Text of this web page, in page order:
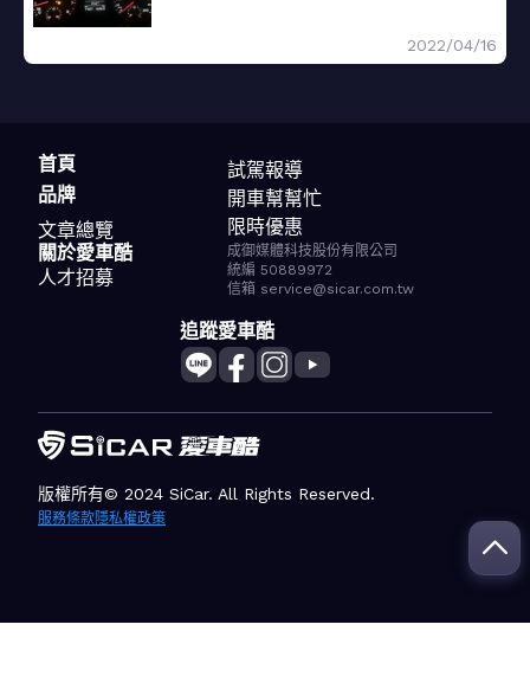
2022/04/16
首頁
品牌
文章總覽
試駕報導
開車幫幫忙
限時優惠
關於愛車酷
人才招募
成御媒體科技股份有限公司
統編 50889972
信箱 service@sicar.com.tw
追蹤愛車酷
版權所有© 2024 SiCar. All Rights Reserved.
服務條款隱私權政策